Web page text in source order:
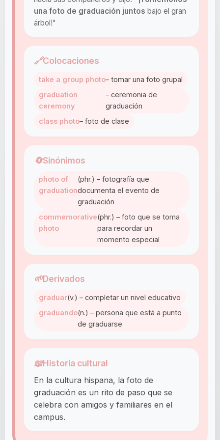
una foto de graduación juntos bajo el gran
árbol!"
🔗Colocaciones
take a group photo– tomar una foto grupal
graduation
ceremony
– ceremonia de
graduación
class photo– foto de clase
🔄Sinónimos
photo of
graduation
(phr.) – fotografía que
documenta el evento de
graduación
commemorative
photo
(phr.) – foto que se toma
para recordar un
momento especial
🌱Derivados
graduar(v.) – completar un nivel educativo
graduando(n.) – persona que está a punto
de graduarse
📖Historia cultural
En la cultura hispana, la foto de
graduación es un rito de paso que se
celebra con amigos y familiares en el
campus.